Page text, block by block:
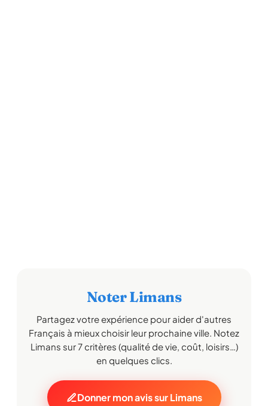
Noter Limans
Partagez votre expérience pour aider d'autres
Français à mieux choisir leur prochaine ville. Notez
Limans sur 7 critères (qualité de vie, coût, loisirs…)
en quelques clics.
Donner mon avis sur Limans